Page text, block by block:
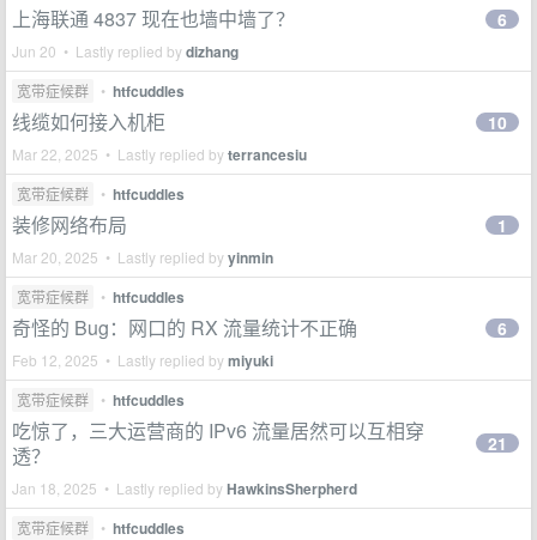
上海联通 4837 现在也墙中墙了？
Jun 20 • Lastly replied bydizhang
6
宽带症候群 • htfcuddles
线缆如何接入机柜
Mar 22, 2025 • Lastly replied byterrancesiu
10
宽带症候群 • htfcuddles
装修网络布局
Mar 20, 2025 • Lastly replied byyinmin
1
宽带症候群 • htfcuddles
奇怪的 Bug：网口的 RX 流量统计不正确
Feb 12, 2025 • Lastly replied bymiyuki
6
宽带症候群 • htfcuddles
吃惊了，三大运营商的 IPv6 流量居然可以互相穿
透？
Jan 18, 2025 • Lastly replied byHawkinsSherpherd
21
宽带症候群 • htfcuddles